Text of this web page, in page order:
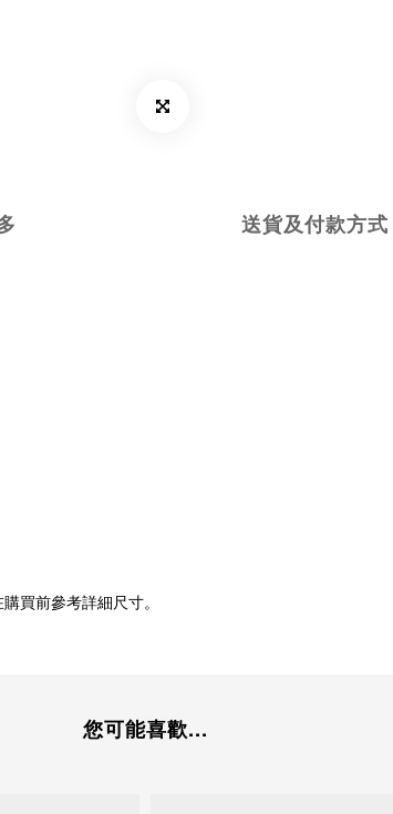
送貨及付款方式
買前參考詳細尺寸。
您可能喜歡...